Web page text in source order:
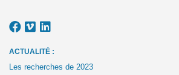
ACTUALITÉ :
Les recherches de 2023